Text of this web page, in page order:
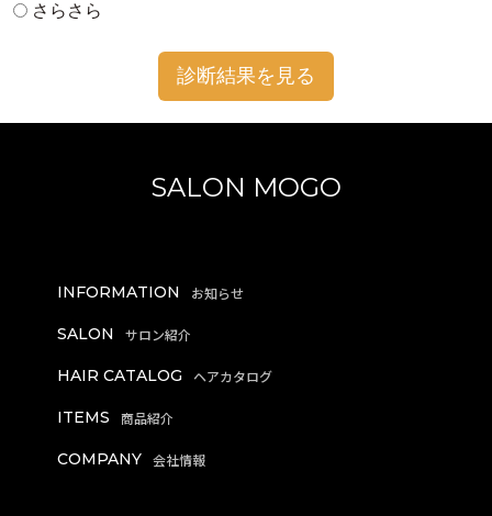
さらさら
診断結果を見る
SALON MOGO
INFORMATION
SALON
HAIR CATALOG
ITEMS
COMPANY